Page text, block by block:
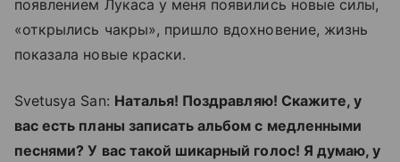
появлением Лукаса у меня появились новые силы,
«открылись чакры», пришло вдохновение, жизнь
показала новые краски.
Svetusya San: Наталья! Поздравляю! Скажите, у
вас есть планы записать альбом с медленными
песнями? У вас такой шикарный голос! Я думаю, у